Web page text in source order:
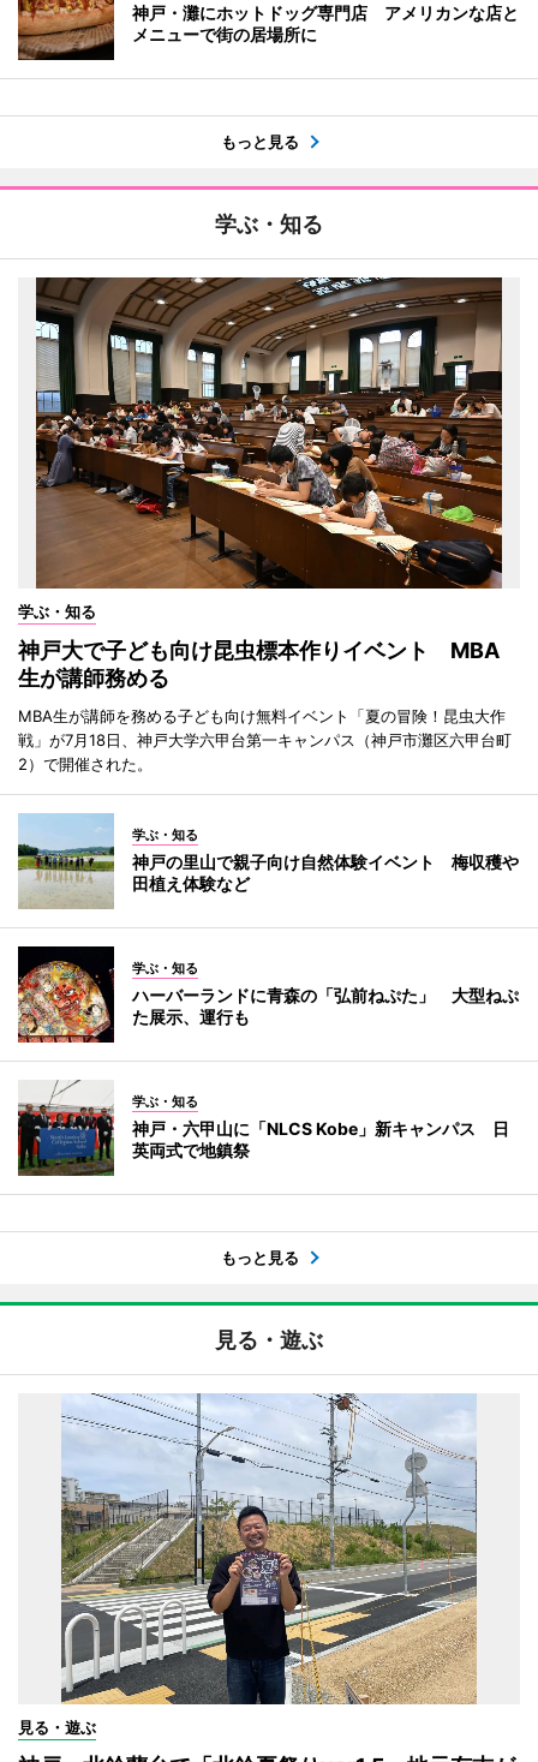
神戸・灘にホットドッグ専門店 アメリカンな店と
メニューで街の居場所に
もっと見る
学ぶ・知る
学ぶ・知る
神戸大で子ども向け昆虫標本作りイベント MBA
生が講師務める
MBA生が講師を務める子ども向け無料イベント「夏の冒険！昆虫大作
戦」が7月18日、神戸大学六甲台第一キャンパス（神戸市灘区六甲台町
2）で開催された。
学ぶ・知る
神戸の里山で親子向け自然体験イベント 梅収穫や
田植え体験など
学ぶ・知る
ハーバーランドに青森の「弘前ねぷた」 大型ねぷ
た展示、運行も
学ぶ・知る
神戸・六甲山に「NLCS Kobe」新キャンパス 日
英両式で地鎮祭
もっと見る
見る・遊ぶ
見る・遊ぶ